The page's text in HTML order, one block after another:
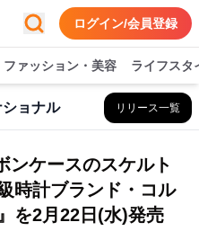
ログイン/会員登録
ファッション・美容 ライフスタ
ョナル リリース一覧
ンケースのスケルト
時計ブランド・コル
を2月22日(水)発売